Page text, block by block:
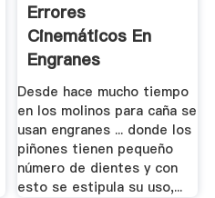
Errores
Cinemáticos En
Engranes
Cicloidales Con.
Desde hace mucho tiempo
en los molinos para caña se
usan engranes ... donde los
piñones tienen pequeño
número de dientes y con
esto se estipula su uso,...